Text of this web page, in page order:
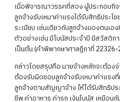
เมื่อพิจารณาวรรคที่สอง ผู้ประกอบกิจ
ลูกจ้างรับเหมาค่าแรงได้รับสิทธิประ
ระเบียบ เช่นเดียวกับลูกจ้างของตนเอ
ตัวอย่างเช่น มีโบนัสประจำปี มีสวัสดิ
เป็นต้น (คำพิพากษาศาลฎีกาที่
กล่าวโดยสรุปคือ นายจ้างหลักจะต้อง
ต้องรับผิดชอบลูกจ้างรับเหมาค่าแรง
ลูกจ้างตามสัญญาจ้าง ให้ได้รับสิทธิป
ชีพ ค่าอาหาร ค่ารถ เงินโบนัส เหมือ